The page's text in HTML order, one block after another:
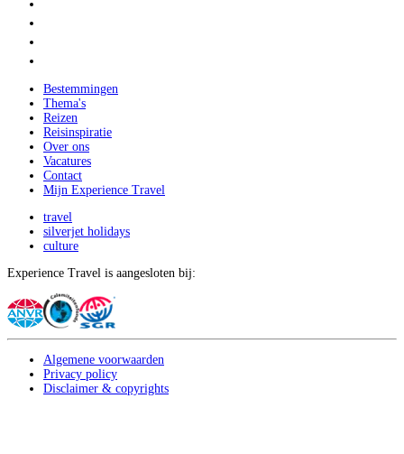
Bestemmingen
Thema's
Reizen
Reisinspiratie
Over ons
Vacatures
Contact
Mijn Experience Travel
travel
silverjet holidays
culture
Experience Travel is aangesloten bij:
Algemene voorwaarden
Privacy policy
Disclaimer & copyrights